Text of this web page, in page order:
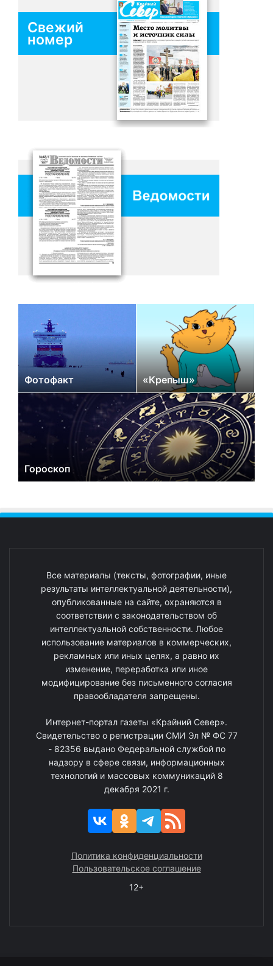
Свежий
номер
Фотофакт «Крепыш»
Гороскоп
Все материалы (тексты, фотографии, иные
результаты интеллектуальной деятельности),
опубликованные на сайте, охраняются в
соответствии с законодательством об
интеллектуальной собственности. Любое
использование материалов в коммерческих,
рекламных или иных целях, а равно их
изменение, переработка или иное
модифицирование без письменного согласия
правообладателя запрещены.
Интернет-портал газеты «Крайний Север».
Свидетельство о регистрации СМИ Эл № ФС 77
- 82356 выдано Федеральной службой по
надзору в сфере связи, информационных
технологий и массовых коммуникаций 8
декабря 2021 г.
Политика конфиденциальности
Пользовательское соглашение
12+